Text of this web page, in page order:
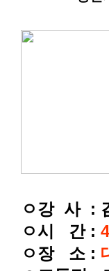
ㅇ강 사 :
ㅇ시 간 :
ㅇ장 소 :